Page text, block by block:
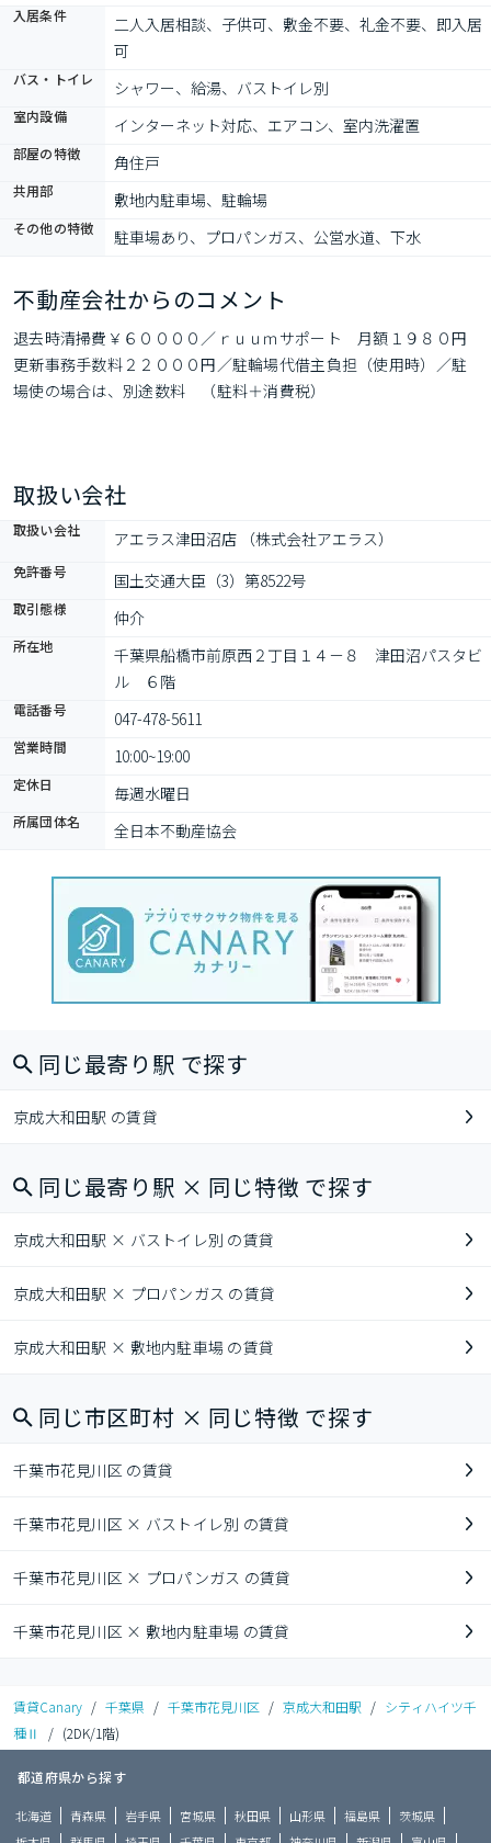
入居条件
二人入居相談、子供可、敷金不要、礼金不要、即入居
可
バス・トイレ シャワー、給湯、バストイレ別
室内設備 インターネット対応、エアコン、室内洗濯置
部屋の特徴 角住戸
共用部 敷地内駐車場、駐輪場
その他の特徴 駐車場あり、プロパンガス、公営水道、下水
不動産会社からのコメント
退去時清掃費￥６００００／ｒｕｕｍサポート　月額１９８０円
更新事務手数料２２０００円／駐輪場代借主負担（使用時）／駐
場使の場合は、別途数料　（駐料＋消費税）
取扱い会社
取扱い会社 アエラス津田沼店 （株式会社アエラス）
免許番号 国土交通大臣（3）第8522号
取引態様 仲介
所在地
千葉県船橋市前原西２丁目１４－８　津田沼パスタビ
ル　６階
電話番号 047-478-5611
営業時間 10:00~19:00
定休日 毎週水曜日
所属団体名 全日本不動産協会
同じ最寄り駅 で探す
京成大和田駅 の賃貸
同じ最寄り駅 × 同じ特徴 で探す
京成大和田駅 × バストイレ別 の賃貸
京成大和田駅 × プロパンガス の賃貸
京成大和田駅 × 敷地内駐車場 の賃貸
同じ市区町村 × 同じ特徴 で探す
千葉市花見川区 の賃貸
千葉市花見川区 × バストイレ別 の賃貸
千葉市花見川区 × プロパンガス の賃貸
千葉市花見川区 × 敷地内駐車場 の賃貸
賃貸Canary / 千葉県 / 千葉市花見川区 / 京成大和田駅 / シティハイツ千
種Ⅱ
/ (2DK/1階)
都道府県から探す
北海道 青森県 岩手県 宮城県 秋田県 山形県 福島県
茨城県